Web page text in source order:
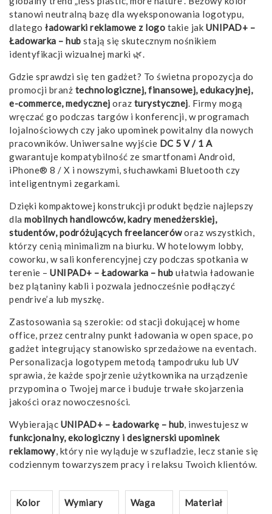
stanowi neutralną bazę dla wyeksponowania logotypu,
dlatego ładowarki reklamowe z logo takie jak UNIPAD+ –
Ładowarka – hub stają się skutecznym nośnikiem
identyfikacji wizualnej marki 🌿.
Gdzie sprawdzi się ten gadżet? To świetna propozycja do
promocji branż technologicznej, finansowej, edukacyjnej,
e-commerce, medycznej oraz turystycznej. Firmy mogą
wręczać go podczas targów i konferencji, w programach
lojalnościowych czy jako upominek powitalny dla nowych
pracowników. Uniwersalne wyjście DC 5 V / 1 A
gwarantuje kompatybilność ze smartfonami Android,
iPhone® 8 / X i nowszymi, słuchawkami Bluetooth czy
inteligentnymi zegarkami.
Dzięki kompaktowej konstrukcji produkt będzie najlepszy
dla mobilnych handlowców, kadry menedżerskiej,
studentów, podróżujących freelanceróworaz wszystkich,
którzy cenią minimalizm na biurku. W hotelowym lobby,
coworku, w sali konferencyjnej czy podczas spotkania w
terenie – UNIPAD+ – Ładowarka – hub ułatwia ładowanie
bez plątaniny kabli i pozwala jednocześnie podłączyć
pendrive’a lub myszkę.
Zastosowania są szerokie: od stacji dokującej w home
office, przez centralny punkt ładowania w open space, po
gadżet integrujący stanowisko sprzedażowe na eventach.
Personalizacja logotypem metodą tampodruku lub UV
sprawia, że każde spojrzenie użytkownika na urządzenie
przypomina o Twojej marce i buduje trwałe skojarzenia
jakości oraz nowoczesności.
Wybierając UNIPAD+ – Ładowarkę – hub, inwestujesz w
funkcjonalny, ekologiczny i designerski upominek
reklamowy, który nie wyląduje w szufladzie, lecz stanie się
codziennym towarzyszem pracy i relaksu Twoich klientów.
Kolor
Wymiary
Waga
Materiał